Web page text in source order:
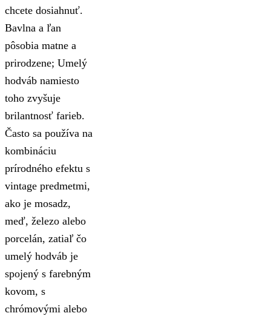
chcete dosiahnuť.
Bavlna a ľan
pôsobia matne a
prirodzene; Umelý
hodváb namiesto
toho zvyšuje
brilantnosť farieb.
Často sa používa na
kombináciu
prírodného efektu s
vintage predmetmi,
ako je mosadz,
meď, železo alebo
porcelán, zatiaľ čo
umelý hodváb je
spojený s farebným
kovom, s
chrómovými alebo